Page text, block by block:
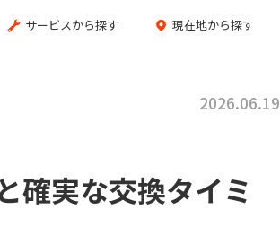
サービスから探す 現在地から探す
2026.06.19
確実な交換タイミ